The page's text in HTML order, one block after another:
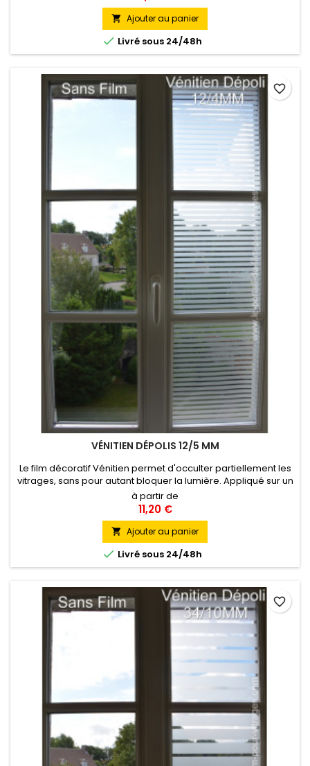
en laissant passer la lumière très largement et en
associant esthétisme et confort visuel.
 Ajouter au panier
 Livré sous 24/48h
VÉNITIEN DÉPOLIS 12/5 MM
Le film décoratif Vénitien permet d'occulter partiellement les
vitrages, sans pour autant bloquer la lumière. Appliqué sur un
vitrage, ce film offrant une élégante alternance de bandes
dépolies de 12 mm et de bandes transparentes de 5 mm
recrée un espace d'intimité tout en laissant passer la lumière
très largement et en associant esthétisme et confort...
à partir de
11,20 €
 Ajouter au panier
 Livré sous 24/48h
favorite_border
favorite_border